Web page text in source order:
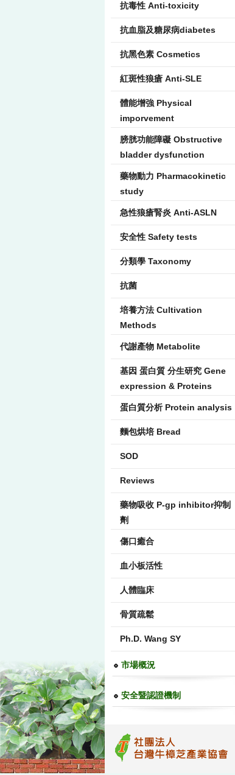
抗毒性 Anti-toxicity
抗血脂及糖尿病diabetes
抗黑色素 Cosmetics
紅斑性狼瘡 Anti-SLE
體能增強 Physical
imporvement
膀胱功能障礙 Obstructive
bladder dysfunction
藥物動力 Pharmacokinetic
study
急性狼瘡腎炎 Anti-ASLN
安全性 Safety tests
分類學 Taxonomy
抗菌
培養方法 Cultivation
Methods
代謝產物 Metabolite
基因 蛋白質 分生研究 Gene
expression & Proteins
蛋白質分析 Protein analysis
麵包烘培 Bread
SOD
Reviews
藥物吸收 P-gp inhibitor抑制
劑
傷口癒合
血小板活性
人體臨床
骨質疏鬆
Ph.D. Wang SY
市場概況
安全暨認證機制